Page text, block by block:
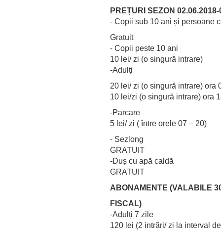
PREȚURI SEZON
- Copii sub 10 ani și persoane
Gratuit
- Copii peste 10 ani
10 lei/ zi (o singură intrare)
-Adulți
20 lei/ zi (o singură intrare) ora
10 lei/zi (o singură intrare) ora
-Parcare
5 lei/ zi ( între orele 07 – 20)
- Sezlong
GRATUIT
-Duș cu apă caldă
GRATUIT
ABONAMENTE (VALABILE
FISCAL)
-Adulți 7 zile
120 lei (2 intrări/ zi la interval